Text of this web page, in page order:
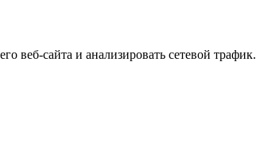
веб-сайта и анализировать сетевой трафик.